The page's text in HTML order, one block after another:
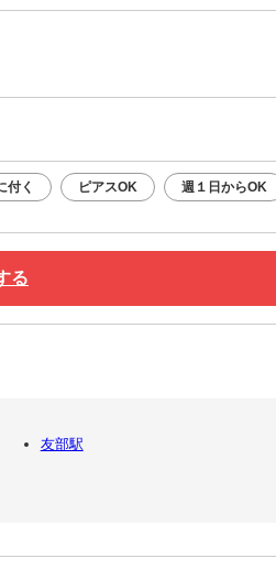
付く ピアスOK 週１日からOK
る
友部駅